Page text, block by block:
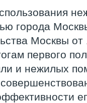
города
Москвы
первого
и нежилых